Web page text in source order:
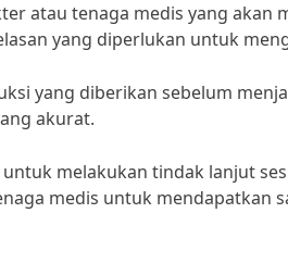
atau tenaga medis yang akan
yang diperlukan untuk
yang diberikan sebelum
akurat.
melakukan tindak lanjut
medis untuk mendapatkan